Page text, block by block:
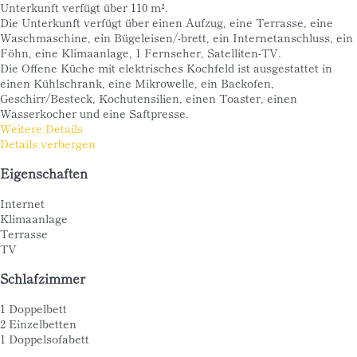
Unterkunft verfügt über 110 m².
Die Unterkunft verfügt über einen Aufzug, eine Terrasse, eine
Waschmaschine, ein Bügeleisen/-brett, ein Internetanschluss, ein
Föhn, eine Klimaanlage, 1 Fernseher, Satelliten-TV.
Die Offene Küche mit elektrisches Kochfeld ist ausgestattet in
einen Kühlschrank, eine Mikrowelle, ein Backofen,
Geschirr/Besteck, Kochutensilien, einen Toaster, einen
Wasserkocher und eine Saftpresse.
Weitere Details
Details verbergen
Eigenschaften
Internet
Klimaanlage
Terrasse
TV
Schlafzimmer
1 Doppelbett
2 Einzelbetten
1 Doppelsofabett